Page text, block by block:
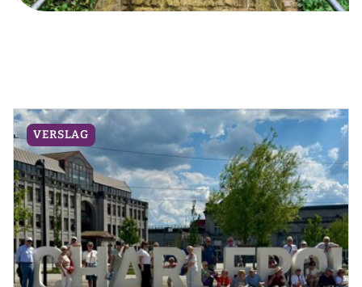
VERSLAG